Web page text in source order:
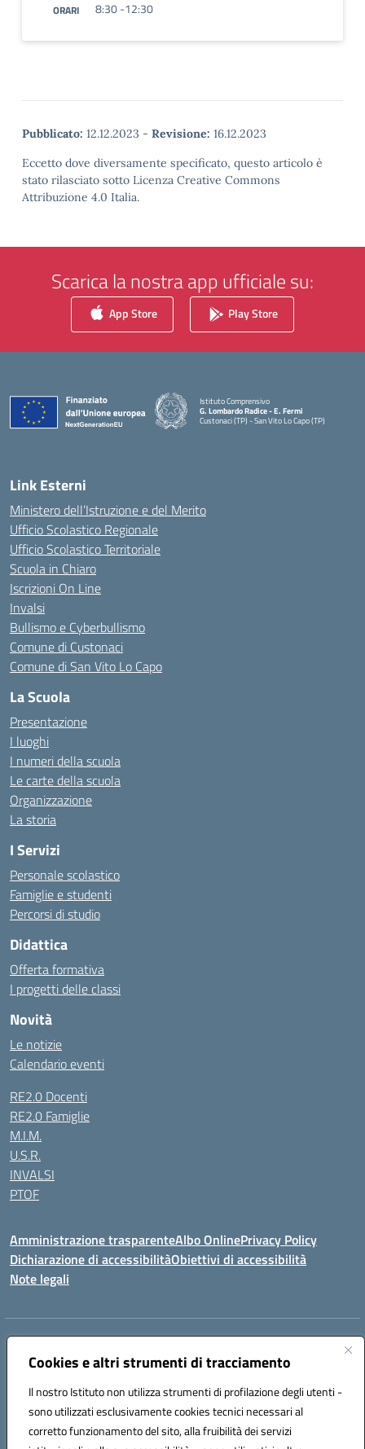
Cookies e altri strumenti di tracciamento
Il nostro Istituto non utilizza strumenti di profilazione degli utenti -
sono utilizzati esclusivamente cookies tecnici necessari al
corretto funzionamento del sito, alla fruibilità dei servizi
ORARI 8:30 -12:30
Pubblicato: 12.12.2023 - Revisione: 16.12.2023
Eccetto dove diversamente specificato, questo articolo è
stato rilasciato sotto Licenza Creative Commons
Attribuzione 4.0 Italia.
Scarica la nostra app ufficiale su:
App Store Play Store
Istituto Comprensivo
G. Lombardo Radice - E. Fermi
Custonaci (TP) - San Vito Lo Capo (TP)
— Visita la pagina iniziale della scuola
Link Esterni
Ministero dell’Istruzione e del Merito
Ufficio Scolastico Regionale
Ufficio Scolastico Territoriale
Scuola in Chiaro
Iscrizioni On Line
Invalsi
Bullismo e Cyberbullismo
Comune di Custonaci
Comune di San Vito Lo Capo
La Scuola
Presentazione
I luoghi
I numeri della scuola
Le carte della scuola
Organizzazione
La storia
I Servizi
Personale scolastico
Famiglie e studenti
Percorsi di studio
Didattica
Offerta formativa
I progetti delle classi
Novità
Le notizie
Calendario eventi
RE2.0 Docenti
RE2.0 Famiglie
M.I.M.
U.S.R.
INVALSI
PTOF
Amministrazione trasparenteAlbo OnlinePrivacy Policy
Dichiarazione di accessibilitàObiettivi di accessibilità
Note legali
Indirizzo:
Centralino:09231872080 Email:tpic80900q@istruzione.it
Codice fiscale: 80006340816
Codice meccanografico:
TPIC80900Q
Codice unico di fatturazione (CUF): UF4ZXT